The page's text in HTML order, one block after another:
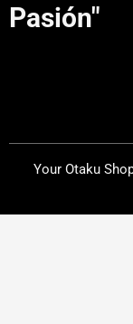
Pasión"
Your Otaku